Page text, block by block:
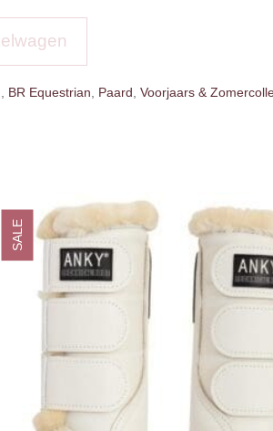
BR Equestrian Paard Voorjaars &
SALE